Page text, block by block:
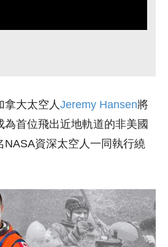
拿大太空人 Jeremy Hansen將
為首位飛出近地軌道的非美國
NASA資深太空人一同執行繞